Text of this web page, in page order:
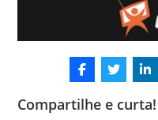
Compartilhe e curta!